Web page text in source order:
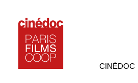
CINÉDOC